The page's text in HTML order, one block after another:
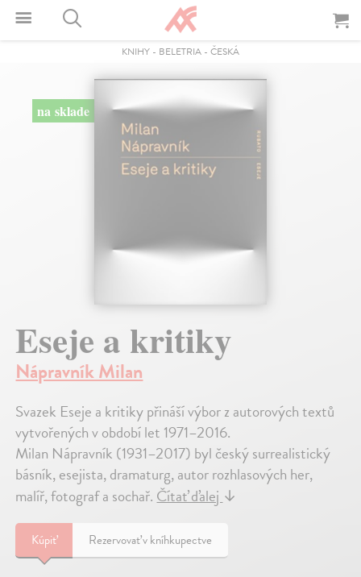
KNIHY - BELETRIA - ČESKÁ
na sklade
Eseje a kritiky
Nápravník Milan
Svazek Eseje a kritiky přináší výbor z autorových textů
vytvořených v období let 1971–2016.
Milan Nápravník (1931–2017) byl český surrealistický
básník, esejista, dramaturg, autor rozhlasových her,
malíř, fotograf a sochař. Čítať ďalej ↓
Kúpiť Rezervovať v kníhkupectve